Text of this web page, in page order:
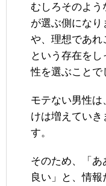
むしろそのよ
が選ぶ側にな
や、理想であれ
という存在を
性を選ぶことで
モテない男性
けは増えていき
す。
そのため、「
良い」と、情